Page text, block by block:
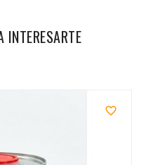
INTERESARTE
